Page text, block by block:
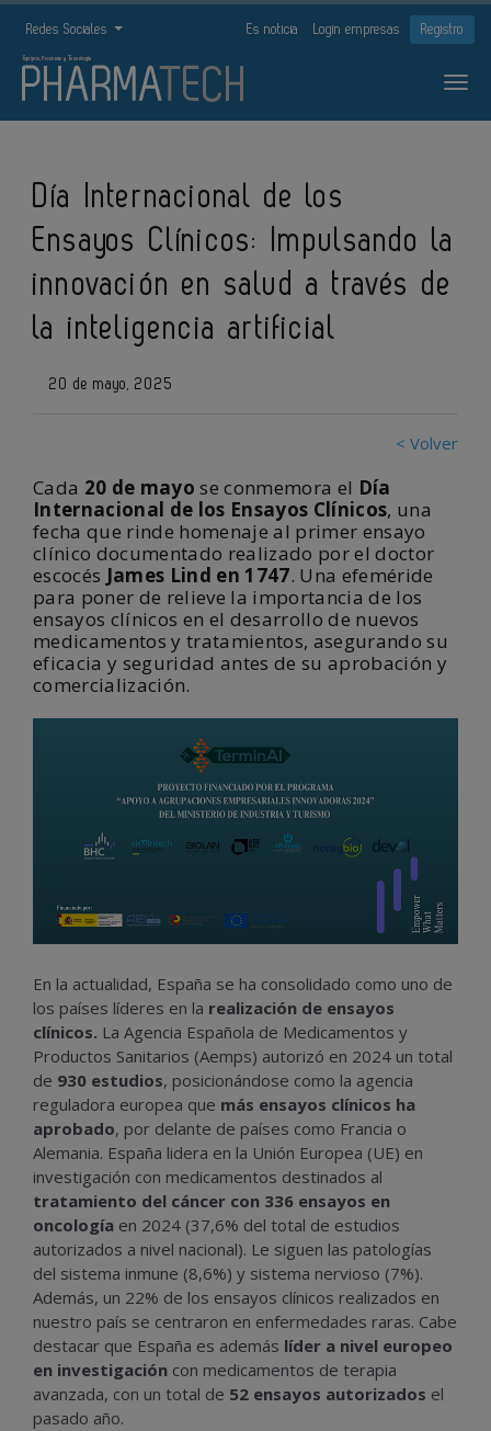
Redes Sociales Es noticia Login empresas Registro
Día Internacional de los
Ensayos Clínicos: Impulsando la
innovación en salud a través de
la inteligencia artificial
20 de mayo, 2025
< Volver
Cada 20 de mayo se conmemora el Día
Internacional de los Ensayos Clínicos, una
fecha que rinde homenaje al primer ensayo
clínico documentado realizado por el doctor
escocés James Lind en 1747. Una efeméride
para poner de relieve la importancia de los
ensayos clínicos en el desarrollo de nuevos
medicamentos y tratamientos, asegurando su
eficacia y seguridad antes de su aprobación y
comercialización.
En la actualidad, España se ha consolidado como uno de
los países líderes en la realización de ensayos
clínicos. La Agencia Española de Medicamentos y
Productos Sanitarios (Aemps) autorizó en 2024 un total
de 930 estudios, posicionándose como la agencia
reguladora europea que más ensayos clínicos ha
aprobado, por delante de países como Francia o
Alemania. España lidera en la Unión Europea (UE) en
investigación con medicamentos destinados al
tratamiento del cáncer con 336 ensayos en
oncología en 2024 (37,6% del total de estudios
autorizados a nivel nacional). Le siguen las patologías
del sistema inmune (8,6%) y sistema nervioso (7%).
Además, un 22% de los ensayos clínicos realizados en
nuestro país se centraron en enfermedades raras. Cabe
destacar que España es además líder a nivel europeo
en investigación con medicamentos de terapia
avanzada, con un total de 52 ensayos autorizados el
pasado año.